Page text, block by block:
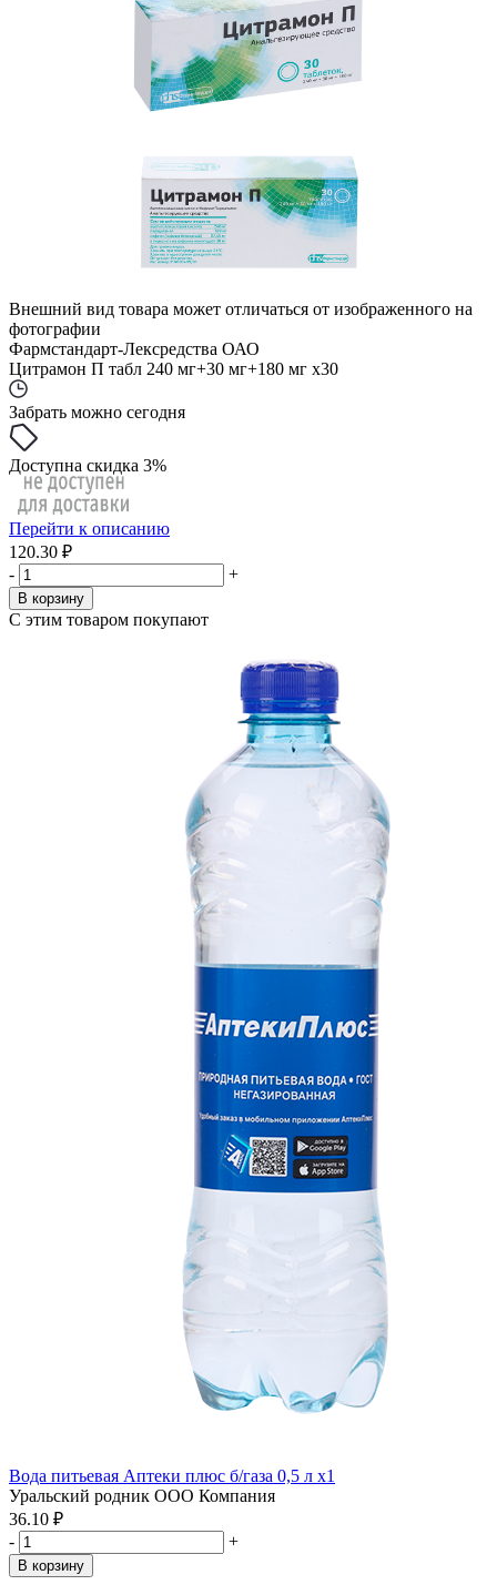
Внешний вид товара может отличаться от изображенного на
фотографии
Фармстандарт-Лексредства ОАО
Цитрамон П табл 240 мг+30 мг+180 мг x30
Забрать можно сегодня
Доступна скидка 3%
Перейти к описанию
120.30 ₽
-
+
В корзину
С этим товаром покупают
Вода питьевая Аптеки плюс б/газа 0,5 л x1
Уральский родник ООО Компания
36.10 ₽
-
+
В корзину